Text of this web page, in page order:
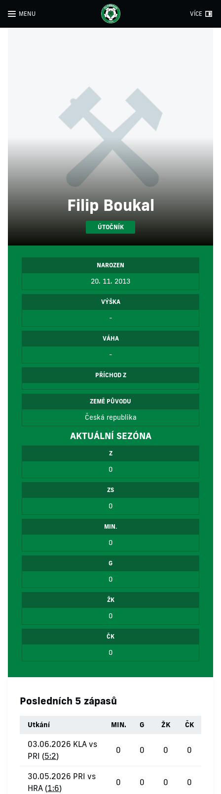
MENU VÍCE
Filip Boukal
ÚTOČNÍK
NAROZEN
20. 11. 2013
VÝŠKA
-
VÁHA
-
PŘÍCHOD Z
ZEMĚ PŮVODU
Česká republika
AKTUÁLNÍ SEZÓNA
Z
0
ZS
0
MIN.
0
G
0
ŽK
0
ČK
0
Posledních 5 zápasů
Utkání MIN. G ŽK ČK
03.06.2026 KLA vs
PRI (5:2)
0 0 0 0
30.05.2026 PRI vs
HRA (1:6)
0 0 0 0